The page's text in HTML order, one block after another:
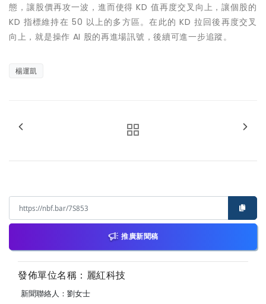
態，讓股價再攻一波，進而使得 KD 值再度交叉向上，讓個股的
KD 指標維持在 50 以上的多方區。在此的 KD 拉回後再度交叉
向上，就是操作 AI 股的再進場訊號，後續可進一步追蹤。
楊運凱
推廣新聞稿
發佈單位名稱：麗紅科技
新聞聯絡人：劉女士